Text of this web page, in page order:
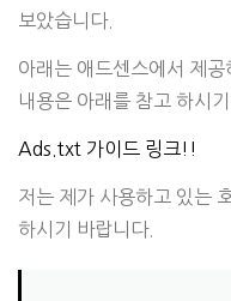
보았습니다.
아래는 애드센스에서 제
내용은 아래를 참고 하시
Ads.txt 가이드 링크!!
저는 제가 사용하고 있는
하시기 바랍니다.